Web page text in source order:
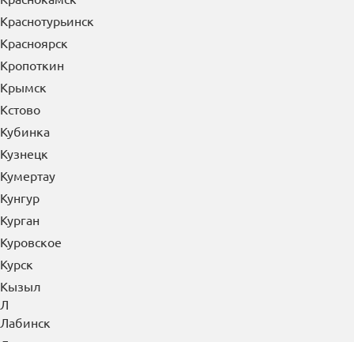
Краснокаменск
Краснокамск
Краснотурьинск
Красноярск
Кропоткин
Крымск
Кстово
Кубинка
Кузнецк
Кумертау
Кунгур
Курган
Куровское
Курск
Кызыл